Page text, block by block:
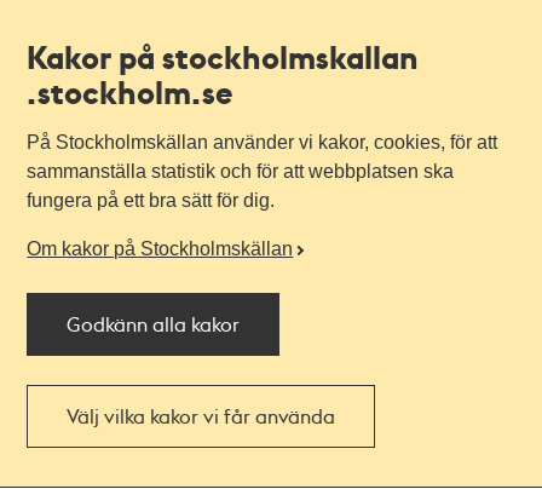
Kakor på stockholmskallan
.stockholm.se
På Stockholmskällan använder vi kakor, cookies, för att
sammanställa statistik och för att webbplatsen ska
fungera på ett bra sätt för dig.
Om kakor på Stockholmskällan
Godkänn alla kakor
Välj vilka kakor vi får använda